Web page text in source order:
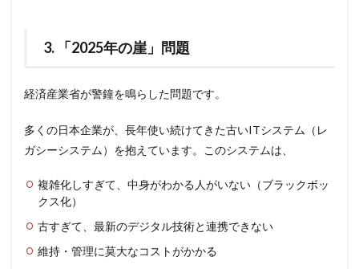
3. 「2025年の崖」問題
経済産業省が警鐘を鳴らした問題です。
多くの日本企業が、長年使い続けてきた古いITシステム（レ
ガシーシステム）を抱えています。このシステムは、
複雑化しすぎて、中身がわかる人がいない（ブラックボッ
クス化）
古すぎて、最新のデジタル技術と連携できない
維持・管理に莫大なコストがかかる